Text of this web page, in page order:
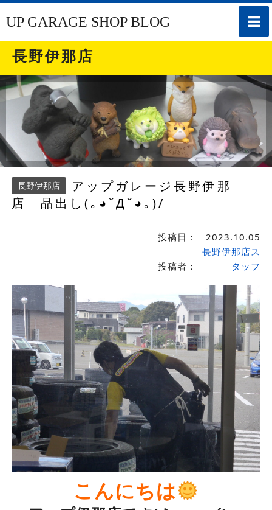
toggle
UP GARAGE SHOP BLOG
長野伊那店
長野伊那店
アップガレージ長野伊那
店 品出し(｡◕ˇДˇ​◕｡)/
投稿日： 2023.10.05
投稿者：
長野伊那店ス
タッフ
こんにちは